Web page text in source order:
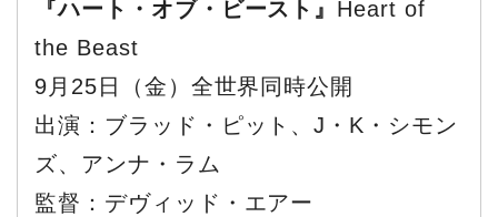
『ハート・オブ・ビースト』 Heart of
the Beast
9月25日（金）全世界同時公開
出演：ブラッド・ピット、J・K・シモン
ズ、アンナ・ラム
監督：デヴィッド・エアー